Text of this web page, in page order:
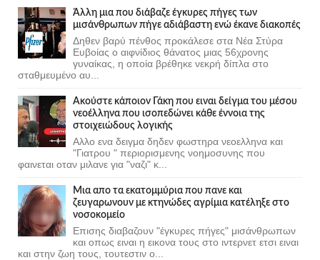
Άλλη μια που διάβαζε έγκυρες πήγες των
μισάνθρωπων πήγε αδιάβαστη ενώ έκανε διακοπές
Δηθεν βαρύ πένθος προκάλεσε στα Νέα Στύρα
Ευβοίας ο αιφνίδιος θάνατος μιας 56χρονης
γυναίκας, η οποία βρέθηκε νεκρή δίπλα στο
σταθμευμένο αυ...
Ακούστε κάποιον Γάκη που ειναι δείγμα του μέσου
νεοέλληνα που ισοπεδώνει κάθε έννοια της
στοιχειώδους λογικής
Αλλο ενα δειγμα δηδεν φωστηρα νεοελληνα και
"Γιατρου " περιορισμενης νοημοσυνης που
φαινεται οταν μιλανε για "ναζι" κ...
Μια απο τα εκατομμύρια που πανε και
ζευγαρωνουν με κτηνώδες αγρίμια κατέληξε στο
νοσοκομείο
Επισης διαβαζουν "έγκυρες πήγες" μισάνθρωπων
και οπως ειναι η εικονα τους στο ιντερνετ ετσι ειναι
και στην ζωη τους, τουτεστιν ο...